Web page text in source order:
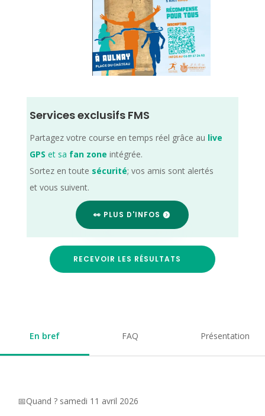
Services exclusifs FMS
Partagez votre course en temps réel grâce au live
GPS et sa fan zone intégrée.
Sortez en toute sécurité; vos amis sont alertés
et vous suivent.
👀 PLUS D'INFOS
RECEVOIR LES RÉSULTATS
En bref FAQ Présentation
📅Quand ? samedi 11 avril 2026